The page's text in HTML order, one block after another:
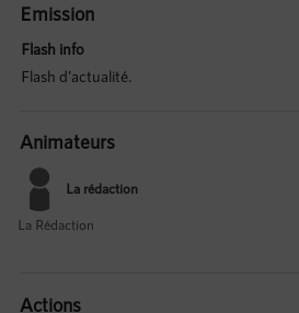
Emission
Flash info
Flash d'actualité.
Animateurs
La rédaction
La Rédaction
Actions